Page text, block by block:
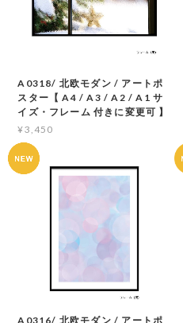
A0318/ 北欧モダン / アートポ
スター【 A4 / A3 / A2 / A1 サ
イズ・フレーム 付きに変更可 】
¥3,450
A0316/ 北欧モダン / アートポ